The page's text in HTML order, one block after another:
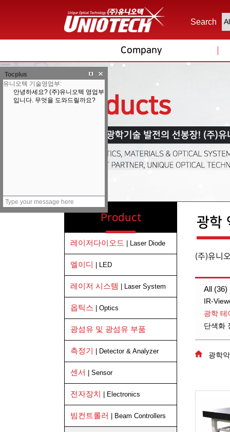
Search
Company
Product
레이저다이오드 | Laser Diode
엘이디 | LED
레이저 시스템 | Laser System
옵틱스 | Optics
광섬유 및 광섬유 부품
측정기 | Detector & Analyzer
센서 | Sensor
전자장치 | Electronics
빔컨트롤러 | Beam Controllers
광학
(주)유니
All (36)
IR-
광학 테
단색화
광학
Tocplus